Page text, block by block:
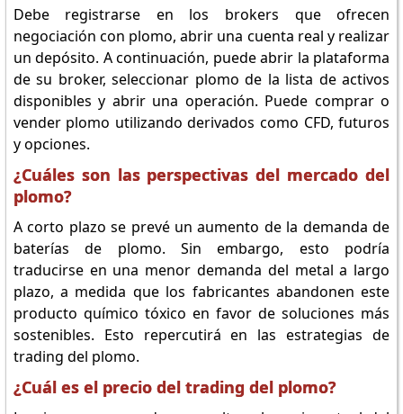
Debe registrarse en los brokers que ofrecen
negociación con plomo, abrir una cuenta real y realizar
un depósito. A continuación, puede abrir la plataforma
de su broker, seleccionar plomo de la lista de activos
disponibles y abrir una operación. Puede comprar o
vender plomo utilizando derivados como CFD, futuros
y opciones.
¿Cuáles son las perspectivas del mercado del
plomo?
A corto plazo se prevé un aumento de la demanda de
baterías de plomo. Sin embargo, esto podría
traducirse en una menor demanda del metal a largo
plazo, a medida que los fabricantes abandonen este
producto químico tóxico en favor de soluciones más
sostenibles. Esto repercutirá en las estrategias de
trading del plomo.
¿Cuál es el precio del trading del plomo?